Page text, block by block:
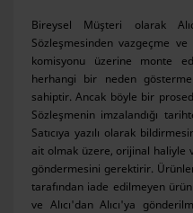
Bireysel Müşteri olarak
Sözleşmesinden vazgeçme ve
komisyonu üzerine monte
herhangi bir neden
sahiptir. Ancak böyle bir
Sözleşmenin imzalandığı
Satıcıya yazılı olarak
ait olmak üzere, orijinal haliyle
göndermesini gerektirir.
tarafından iade edilmeyen
ve Alıcı'dan Alıcı'ya